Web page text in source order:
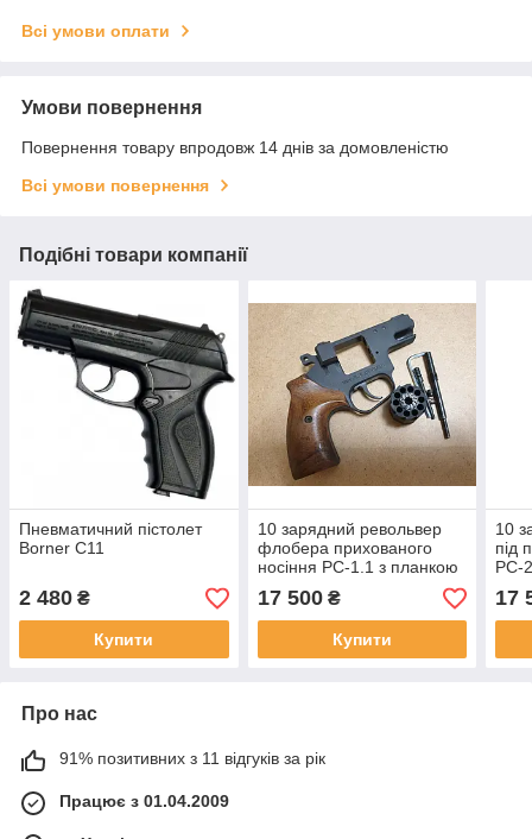
Всі умови оплати
Умови повернення
Повернення товару впродовж 14 днів за домовленістю
Всі умови повернення
Подібні товари компанії
Пневматичний пістолет
Borner C11
2 480 ₴
Купити
10 зарядний револьвер
флобера прихованого
носіння РС-1.1 з планкою
пікатині. СЕМ.
17 500₴
Купити
10
під
РС-
17
Про нас
91% позитивних з 11 відгуків за рік
Працює з 01.04.2009